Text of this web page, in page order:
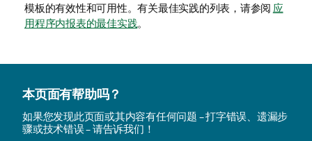
模板的有效性和可用性。有关最佳实践的列表，请参阅 应
用程序内报表的最佳实践。
本页面有帮助吗？
如果您发现此页面或其内容有任何问题 – 打字错误、遗漏步
骤或技术错误 – 请告诉我们！